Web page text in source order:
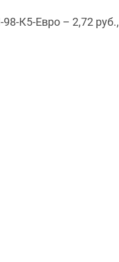
К5-Евро – 2,72 руб.,